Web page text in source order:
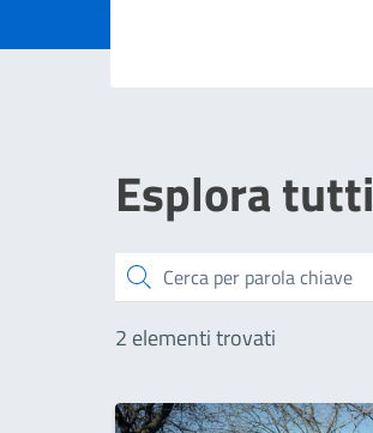
Esplora tutti
Cerca
2 elementi trovati